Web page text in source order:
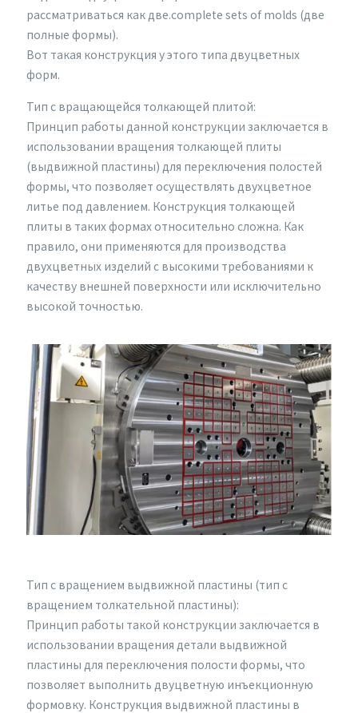
рассматриваться как две.complete sets of molds (две
полные формы).
Вот такая конструкция у этого типа двуцветных
форм.
Тип с вращающейся толкающей плитой:
Принцип работы данной конструкции заключается в
использовании вращения толкающей плиты
(выдвижной пластины) для переключения полостей
формы, что позволяет осуществлять двухцветное
литье под давлением. Конструкция толкающей
плиты в таких формах относительно сложна. Как
правило, они применяются для производства
двухцветных изделий с высокими требованиями к
качеству внешней поверхности или исключительно
высокой точностью.
Тип с вращением выдвижной пластины (тип с
вращением толкательной пластины):
Принцип работы такой конструкции заключается в
использовании вращения детали выдвижной
пластины для переключения полости формы, что
позволяет выполнить двуцветную инъекционную
формовку. Конструкция выдвижной пластины в